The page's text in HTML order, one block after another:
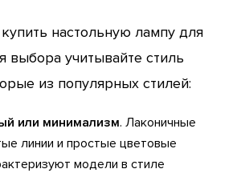
настольную лампу для
выбора учитывайте стиль
из популярных стилей:
или минимализм. Лаконичные
линии и простые цветовые
модели в стиле